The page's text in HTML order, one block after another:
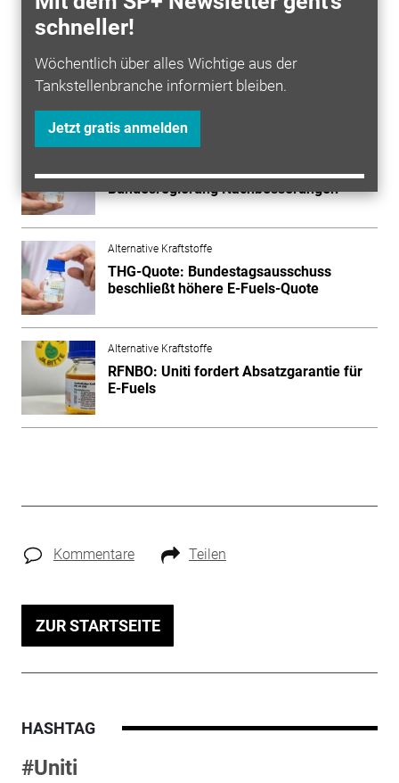
schneller!
Wöchentlich über alles Wichtige aus der
Tankstellenbranche informiert bleiben.
Jetzt gratis anmelden
eine langfristige Perspektive bis 2040 zu formulieren,
bewerten sie positiv.
Alternative Kraftstoffe
THG-Gesetz: Bundesrat fordert von
Bundesregierung Nachbesserungen
Alternative Kraftstoffe
THG-Quote: Bundestagsausschuss
beschließt höhere E-Fuels-Quote
Alternative Kraftstoffe
RFNBO: Uniti fordert Absatzgarantie für
E-Fuels
Kommentare Teilen
ZUR STARTSEITE
HASHTAG
#Uniti